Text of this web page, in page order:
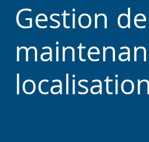
Gestion
localisation